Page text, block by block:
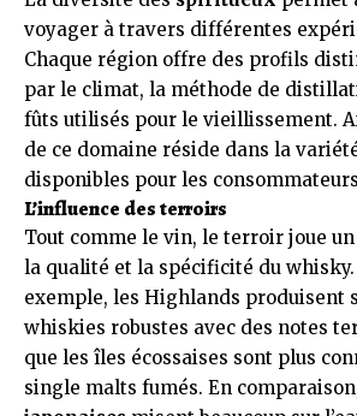
voyager à travers différentes
Chaque région offre des profils
par le climat, la méthode de
fûts utilisés pour le vieillissement.
de ce domaine réside dans la
disponibles pour les
L’influence des terroirs
Tout comme le vin, le terroir joue
la qualité et la spécificité du whisky.
exemple, les Highlands produisent
whiskies robustes avec des notes
que les îles écossaises sont plus
single malts fumés. En